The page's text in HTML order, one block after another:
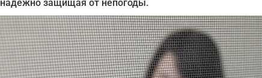
надежно защищая от непогоды.